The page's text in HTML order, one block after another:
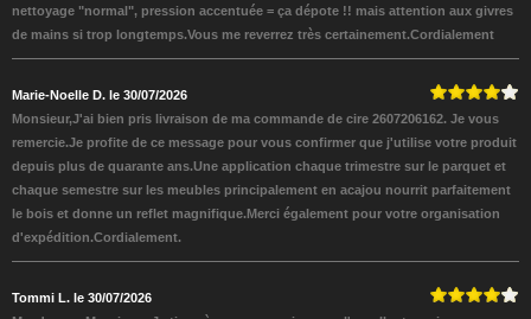
nettoyage "normal", pression accentuée = ça dépote !! mais attention aux givres
de mains si trop longtemps.Vous me reverrez très certainement.Cordialement
Marie-Noelle D. le 30/07/2026
Monsieur,J'ai bien pris livraison de ma commande de cire 2607206162. Je vous
remercie.Je profite de ce message pour vous confirmer que j'utilise votre produit
depuis plus de quarante ans.Une application chaque trimestre sur le parquet et
chaque semestre sur les meubles principalement en acajou nourrit parfaitement
le bois et donne un reflet magnifique.Merci également pour votre organisation
d'expédition.Cordialement.
Tommi L. le 30/07/2026